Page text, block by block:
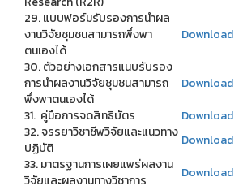
29. แบบฟอร์มรับรองการนำผล
งานวิจัยชุมชนสามารถพึ่งพา
ตนเองได้
Download
30. ตัวอย่างเอกสารแนบรับรอง
การนำผลงานวิจัยชุมชนสามารถ
พึ่งพาตนเองได้
Download
31. คู่มือการจดสิทธิบัตร
Download
32. จรรยาวิชาชีพวิจัยและแนวทาง
ปฏิบัติ
Download
33. มาตรฐานการเผยแพร่ผลงาน
วิจัยและผลงานทางวิชาการ
Download